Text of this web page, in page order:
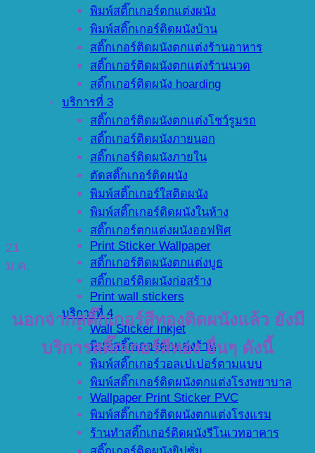
พิมพ์สติ๊กเกอร์ตกแต่งผนัง
พิมพ์สติ๊กเกอร์ติดผนังบ้าน
สติ๊กเกอร์ติดผนังตกแต่งร้านอาหาร
สติ๊กเกอร์ติดผนังตกแต่งร้านนวด
สติ๊กเกอร์ติดผนัง hoarding
บริการที่ 3
สติ๊กเกอร์ติดผนังตกแต่งโชว์รูมรถ
สติ๊กเกอร์ติดผนังภายนอก
สติ๊กเกอร์ติดผนังภายใน
ตัดสติ๊กเกอร์ติดผนัง
พิมพ์สติ๊กเกอร์ใสติดผนัง
พิมพ์สติ๊กเกอร์ติดผนังในห้าง
สติ๊กเกอร์ตกแต่งผนังออฟฟิศ
Print Sticker Wallpaper
สติ๊กเกอร์ติดผนังตกแต่งบูธ
สติ๊กเกอร์ติดผนังก่อสร้าง
Print wall stickers
บริการที่ 4
Wall Sticker Inkjet
พิมพ์สติ๊กเกอร์ตกแต่งร้าน
พิมพ์สติ๊กเกอร์วอลเปเปอร์ตามแบบ
พิมพ์สติ๊กเกอร์ติดผนังตกแต่งโรงพยาบาล
Wallpaper Print Sticker PVC
พิมพ์สติ๊กเกอร์ติดผนังตกแต่งโรงแรม
ร้านทำสติ๊กเกอร์ติดผนังรีโนเวทอาคาร
21
ม.ค.
นอกจากสติ๊กเกอร์สีทองติดผนังแล้ว ยังมี
บริการสติ๊กเกอร์สีทอง อื่นๆ ดังนี้